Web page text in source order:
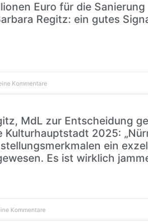
Euro für die
Regitz: ein gutes
Kommentare
MdL zur Entscheidung
Kulturhauptstadt 2025:
ein
Es ist wirklich
Kommentare